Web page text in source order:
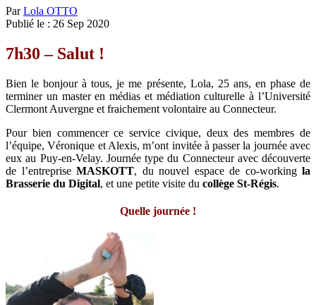
ParLola OTTO
Publié le : 26 Sep 2020
7h30 – Salut !
Bien le bonjour à tous, je me présente, Lola, 25 ans, en phase de
terminer un master en médias et médiation culturelle à l’Université
Clermont Auvergne et fraichement volontaire au Connecteur.
Pour bien commencer ce service civique, deux des membres de
l’équipe, Véronique et Alexis, m’ont invitée à passer la journée avec
eux au Puy-en-Velay. Journée type du Connecteur avec découverte
de l’entreprise MASKOTT, du nouvel espace de co-working la
Brasserie du Digital, et une petite visite du collège St-Régis.
Quelle journée !